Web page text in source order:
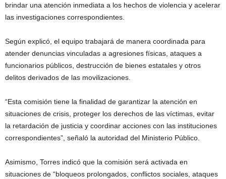
brindar una atención inmediata a los hechos de violencia y acelerar
las investigaciones correspondientes.
Según explicó, el equipo trabajará de manera coordinada para
atender denuncias vinculadas a agresiones físicas, ataques a
funcionarios públicos, destrucción de bienes estatales y otros
delitos derivados de las movilizaciones.
“Esta comisión tiene la finalidad de garantizar la atención en
situaciones de crisis, proteger los derechos de las víctimas, evitar
la retardación de justicia y coordinar acciones con las instituciones
correspondientes”, señaló la autoridad del Ministerio Público.
Asimismo, Torres indicó que la comisión será activada en
situaciones de “bloqueos prolongados, conflictos sociales, ataques